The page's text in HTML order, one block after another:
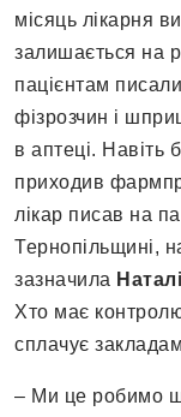
місяць лікарня
залишається на
пацієнтам писали
фізрозчин і
в аптеці. Навіть
приходив
лікар писав на
Тернопільщині,
зазначила
Хто має
сплачує
– Ми це робимо